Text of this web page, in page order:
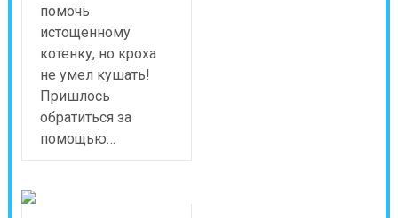
помочь
истощенному
котенку, но кроха
не умел кушать!
Пришлось
обратиться за
помощью…